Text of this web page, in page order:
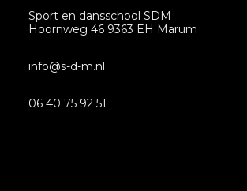
Sport en dansschool SDM
Hoornweg 46 9363 EH Marum
info@s-d-m.nl
06 40 75 92 51